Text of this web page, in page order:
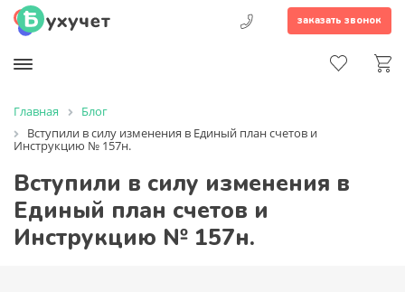
заказать звонок
Главная
Блог
Вступили в силу изменения в Единый план счетов и
Инструкцию № 157н.
Вступили в силу изменения в
Единый план счетов и
Инструкцию № 157н.